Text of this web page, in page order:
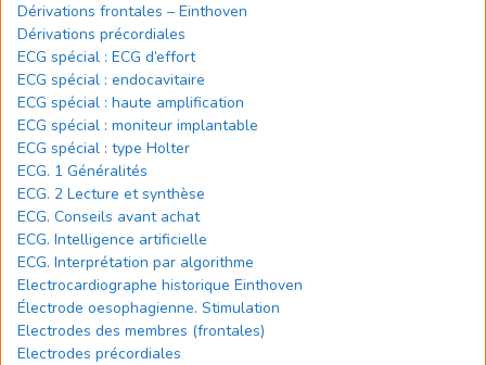
Dérivations frontales – Einthoven
Dérivations précordiales
ECG spécial : ECG d’effort
ECG spécial : endocavitaire
ECG spécial : haute amplification
ECG spécial : moniteur implantable
ECG spécial : type Holter
ECG. 1 Généralités
ECG. 2 Lecture et synthèse
ECG. Conseils avant achat
ECG. Intelligence artificielle
ECG. Interprétation par algorithme
Electrocardiographe historique Einthoven
Électrode oesophagienne. Stimulation
Electrodes des membres (frontales)
Electrodes précordiales